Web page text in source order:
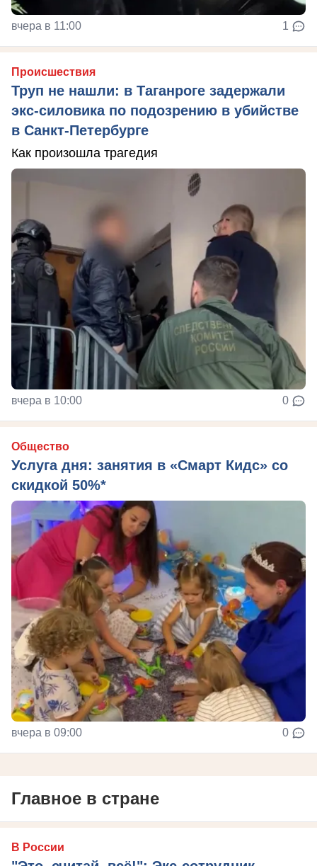
вчера в 11:00 1
Происшествия
Труп не нашли: в Таганроге задержали
экс-силовика по подозрению в убийстве
в Санкт-Петербурге
Как произошла трагедия
вчера в 10:00 0
Общество
Услуга дня: занятия в «Смарт Кидс» со
скидкой 50%*
вчера в 09:00 0
Главное в стране
В России